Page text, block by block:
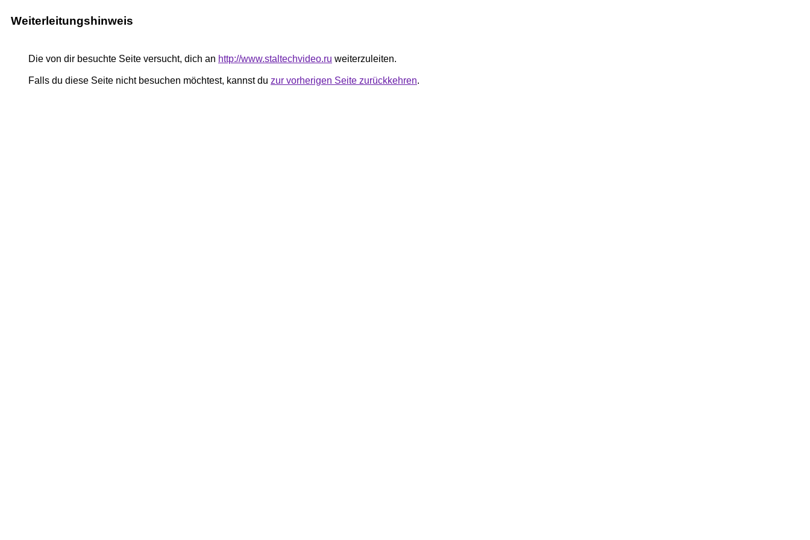
Weiterleitungshinweis
Die von dir besuchte Seite versucht, dich an http://www.staltechvideo.ru weiterzuleiten.
Falls du diese Seite nicht besuchen möchtest, kannst du zur vorherigen Seite zurückkehren.